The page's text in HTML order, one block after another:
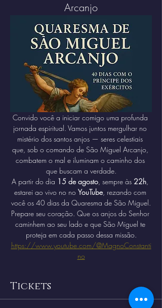
Arcanjo
Convido você a iniciar comigo uma profunda
jornada espiritual. Vamos juntos mergulhar no
mistério dos santos anjos — seres celestiais
que, sob o comando de São Miguel Arcanjo,
combatem o mal e iluminam o caminho dos
que buscam a verdade.
A partir do dia 15 de agosto, sempre às 22h,
estarei ao vivo no no YouTube, rezando com
você os 40 dias da Quaresma de São Miguel.
Prepare seu coração. Que os anjos do Senhor
caminhem ao seu lado e que São Miguel te
proteja em cada passo dessa missão.
https://www.youtube.com/@MagnoConstanti
no
Tickets